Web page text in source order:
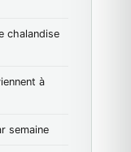
chalandise
à
semaine